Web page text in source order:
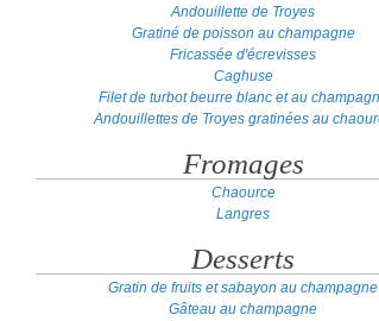
Andouillette de Troyes
Gratiné de poisson au champagne
Fricassée d'écrevisses
Caghuse
Filet de turbot beurre blanc et au
Andouillettes de Troyes gratinées au
Fromages
Chaource
Langres
Desserts
Gratin de fruits et sabayon au champagne
Gâteau au champagne